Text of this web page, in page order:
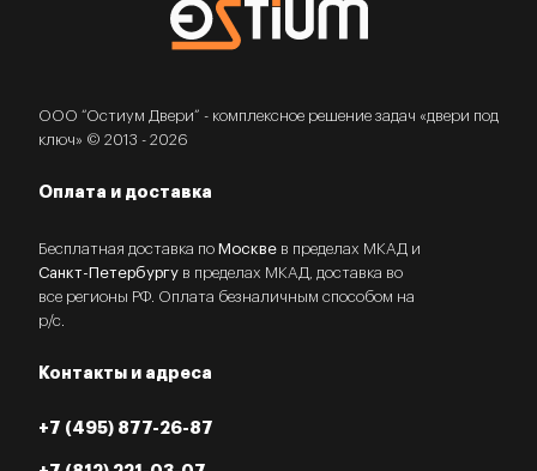
ООО “Остиум Двери” - комплексное решение задач «двери под
ключ» © 2013 - 2026
Оплата и доставка
Бесплатная доставка по Москве в пределах МКАД и
Санкт-Петербургу в пределах МКАД, доставка во
все регионы РФ. Оплата безналичным способом на
р/с.
Контакты и адреса
+7 (495) 877-26-87